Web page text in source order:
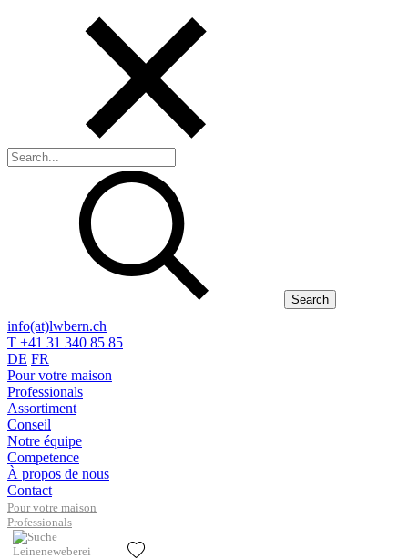
Search
info(at)lwbern.ch
T +41 31 340 85 85
DE FR
Pour votre maison
Professionals
Assortiment
Conseil
Notre équipe
Competence
À propos de nous
Contact
Pour votre maison
Professionals